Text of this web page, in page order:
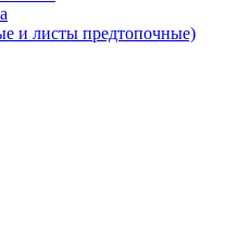
и листы предтопочные)